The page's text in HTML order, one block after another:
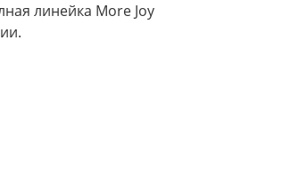
линейка More Joy